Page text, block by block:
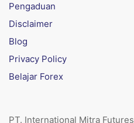
Pengaduan
Disclaimer
Blog
Privacy Policy
Belajar Forex
PT. International Mitra Futures